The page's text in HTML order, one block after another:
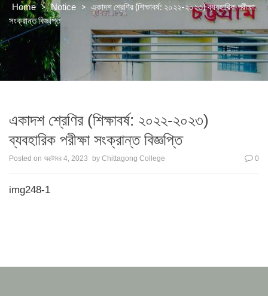
Home > Notice > একাদশ শ্রেণির (শিক্ষাবর্ষ: ২০২২-২০২৩) ব্যবহারিক পরীক্ষা
সংক্রান্ত বিজ্ঞপ্তি
একাদশ শ্রেণির (শিক্ষাবর্ষ: ২০২২-২০২৩)
ব্যবহারিক পরীক্ষা সংক্রান্ত বিজ্ঞপ্তি
Posted on অক্টোবর 4, 2023 by Chittagong College 0
img248-1